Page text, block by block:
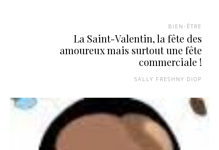
BIEN-ÊTRE
La Saint-Valentin, la fête des
amoureux mais surtout une fête
commerciale !
SALLY FRESHNY DIOP